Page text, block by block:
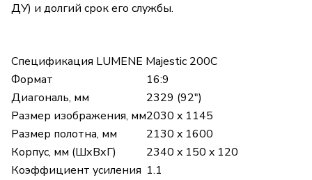
ДУ) и долгий срок его службы.
Спецификация LUMENE Majestic 200C
Формат
16:9
Диагональ, мм
2329 (92")
Размер изображения, мм2030 x 1145
Размер полотна, мм
2130 x 1600
Корпус, мм (ШхВхГ)
2340 x 150 x 120
Коэффициент усиления 1.1